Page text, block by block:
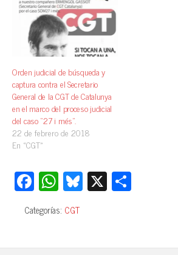
Orden judicial de búsqueda y
captura contra el Secretario
General de la CGT de Catalunya
en el marco del proceso judicial
del caso “27 i més”.
22 de febrero de 2018
En «CGT»
Fa
ce
bo
ok
W
ha
ts
A
Bl
ue
y
X
pa
Categorías: CGT